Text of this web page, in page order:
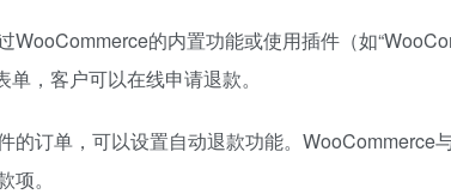
WooCommerce的内置功能或使用插件（如
，客户可以在线申请退款。
的订单，可以设置自动退款功能。WooCommerce
。